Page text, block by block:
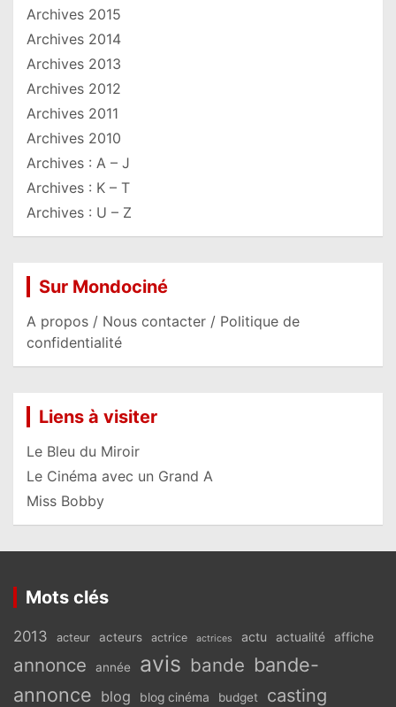
Archives 2015
Archives 2014
Archives 2013
Archives 2012
Archives 2011
Archives 2010
Archives : A – J
Archives : K – T
Archives : U – Z
Sur Mondociné
A propos / Nous contacter / Politique de
confidentialité
Liens à visiter
Le Bleu du Miroir
Le Cinéma avec un Grand A
Miss Bobby
Mots clés
2013 acteur acteurs actrice actrices actu actualité affiche
annonce année avis bande bande-
annonce blog blog cinéma budget casting